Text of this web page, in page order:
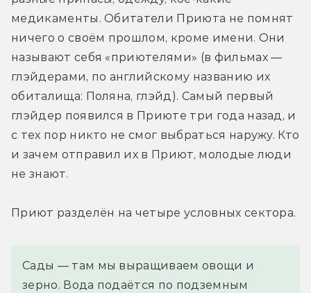
медикаменты. Обитатели Приюта не помнят
ничего о своём прошлом, кроме имени. Они
называют себя «приютелями» (в фильмах —
глэйдерами, по английскому названию их
обиталища: Поляна, глэйд). Самый первый
глэйдер появился в Приюте три года назад, и
с тех пор никто не смог выбраться наружу. Кто
и зачем отправил их в Приют, молодые люди
не знают.
Приют разделён на четыре условных сектора.
Сады — там мы выращиваем овощи и
зерно. Вода подаётся по подземным